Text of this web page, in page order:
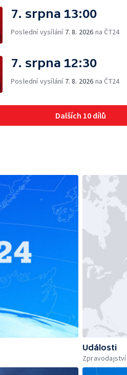
7. srpna 13:00
Poslední vysílání 7. 8. 2026 na ČT24
7. srpna 12:30
Poslední vysílání 7. 8. 2026 na ČT24
Dalších 10 dílů
Události
Zpravodajství